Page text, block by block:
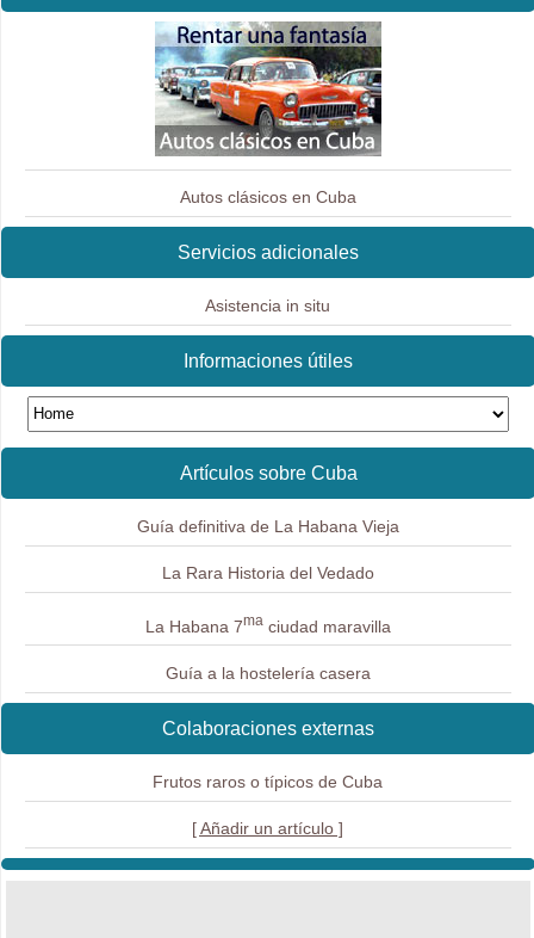
Autos clásicos en Cuba
Servicios adicionales
Asistencia in situ
Informaciones útiles
Artículos sobre Cuba
Guía definitiva de La Habana Vieja
La Rara Historia del Vedado
La Habana 7maciudad maravilla
Guía a la hostelería casera
Colaboraciones externas
Frutos raros o típicos de Cuba
[ Añadir un artículo ]